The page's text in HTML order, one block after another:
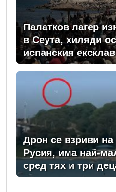
Палатков лагер
в Сеута, хиляди
испанския
Дрон се взриви
Русия, има най-
сред тях и три